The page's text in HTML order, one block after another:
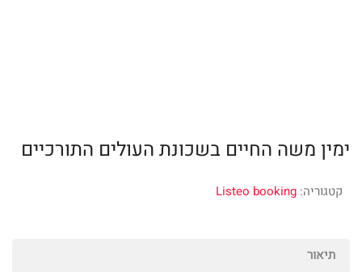
ימין משה החיים בשכונת העולים התורכיים
קטגוריה: Listeo booking
תיאור